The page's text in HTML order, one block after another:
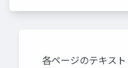
各ページのテキスト